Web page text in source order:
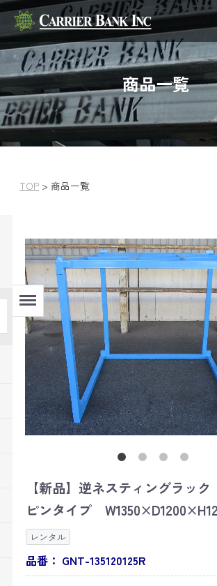
商品一覧
TOP > 商品一覧
Menu
【新品】逆ネスティングラ
ピンタイプ
レンタル
品番： GNT-135120125R